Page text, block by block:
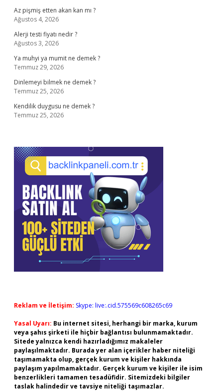
Az pişmiş etten akan kan mı ?
Ağustos 4, 2026
Alerji testi fiyatı nedir ?
Ağustos 3, 2026
Ya muhyi ya mumit ne demek ?
Temmuz 29, 2026
Dinlemeyi bilmek ne demek ?
Temmuz 25, 2026
Kendilik duygusu ne demek ?
Temmuz 25, 2026
Reklam ve İletişim: Skype: live:.cid.575569c608265c69
Yasal Uyarı: Bu internet sitesi, herhangi bir marka, kurum
veya şahıs şirketi ile hiçbir bağlantısı bulunmamaktadır.
Sitede yalnızca kendi hazırladığımız makaleler
paylaşılmaktadır. Burada yer alan içerikler haber niteliği
taşımamakta olup, gerçek kurum ve kişiler hakkında
paylaşım yapılmamaktadır. Gerçek kurum ve kişiler ile isim
benzerlikleri tamamen tesadüfidir. Sitemizdeki bilgiler
taslak halindedir ve tavsiye niteliği taşımazlar.